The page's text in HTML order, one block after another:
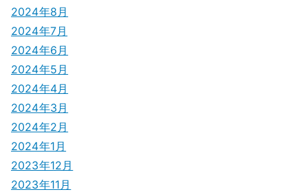
2024年8月
2024年7月
2024年6月
2024年5月
2024年4月
2024年3月
2024年2月
2024年1月
2023年12月
2023年11月